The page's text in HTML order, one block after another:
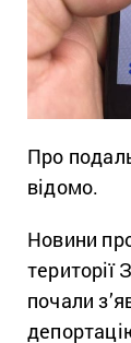
Про
відомо.
Новини
території
почали